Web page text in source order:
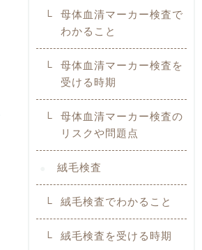
母体血清マーカー検査で
わかること
母体血清マーカー検査を
受ける時期
母体血清マーカー検査の
リスクや問題点
絨毛検査
絨毛検査でわかること
絨毛検査を受ける時期